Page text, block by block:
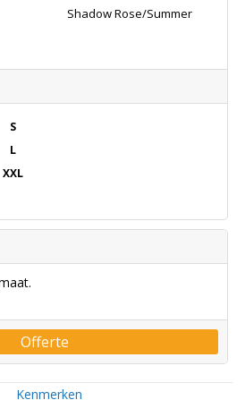
Shadow Rose/summer
S
L
XXL
Offerte
Kenmerken